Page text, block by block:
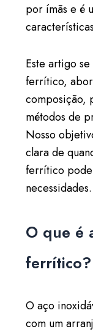
por ímãs e é
Este artigo
ferrítico,
composição,
métodos de
Nosso
clara de
ferrítico pode
necessidades.
O que é
ferrítico?
O aço
com um